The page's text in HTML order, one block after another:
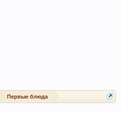
Первые блюда